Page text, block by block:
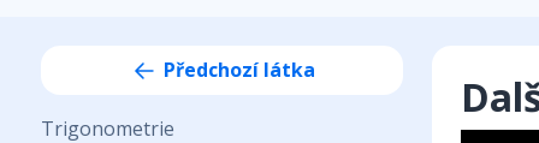
Předchozí látka
Trigonometrie